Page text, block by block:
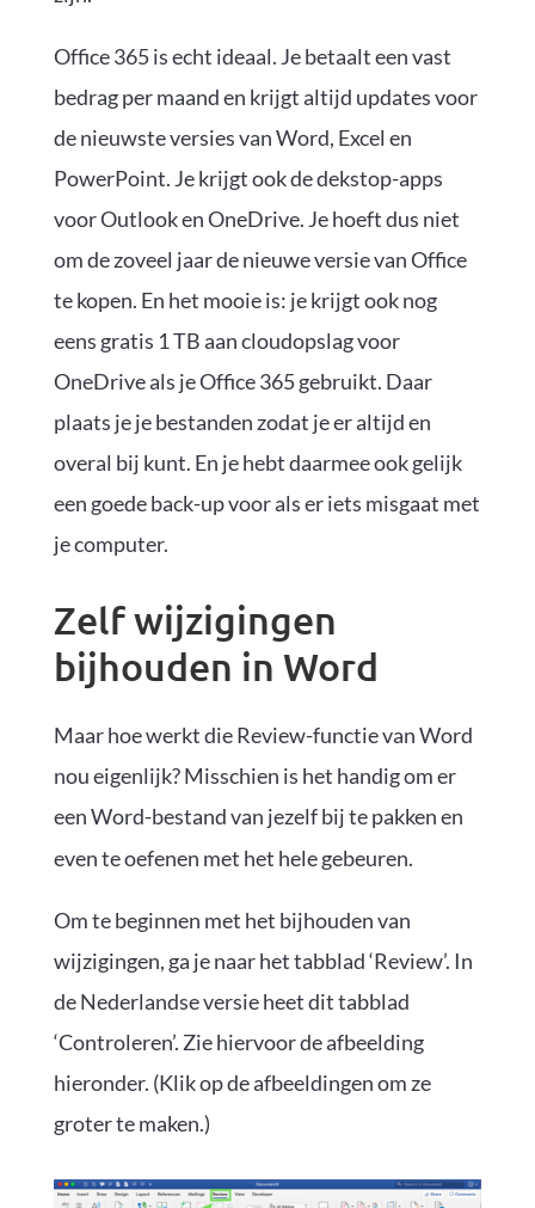
Office 365 is echt ideaal. Je betaalt een vast
bedrag per maand en krijgt altijd updates voor
de nieuwste versies van Word, Excel en
PowerPoint. Je krijgt ook de dekstop-apps
voor Outlook en OneDrive. Je hoeft dus niet
om de zoveel jaar de nieuwe versie van Office
te kopen. En het mooie is: je krijgt ook nog
eens gratis 1 TB aan cloudopslag voor
OneDrive als je Office 365 gebruikt. Daar
plaats je je bestanden zodat je er altijd en
overal bij kunt. En je hebt daarmee ook gelijk
een goede back-up voor als er iets misgaat met
je computer.
Zelf wijzigingen
bijhouden in Word
Maar hoe werkt die Review-functie van Word
nou eigenlijk? Misschien is het handig om er
een Word-bestand van jezelf bij te pakken en
even te oefenen met het hele gebeuren.
Om te beginnen met het bijhouden van
wijzigingen, ga je naar het tabblad ‘Review’. In
de Nederlandse versie heet dit tabblad
‘Controleren’. Zie hiervoor de afbeelding
hieronder. (Klik op de afbeeldingen om ze
groter te maken.)